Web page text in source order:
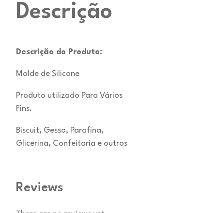
Descrição
Descrição do Produto:
Molde de Silicone
Produto utilizado Para Vários
Fins.
Biscuit, Gesso, Parafina,
Glicerina, Confeitaria e outros
Reviews